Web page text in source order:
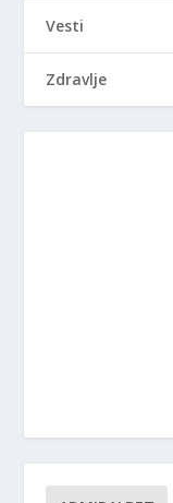
Vesti
Zdravlje